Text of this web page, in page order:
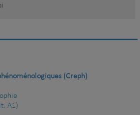
(Creph)
A1)